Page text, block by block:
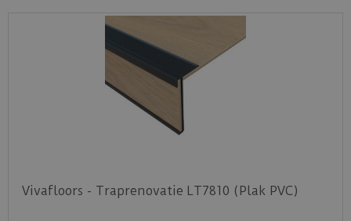
Vivafloors - Traprenovatie LT7810 (Plak PVC)